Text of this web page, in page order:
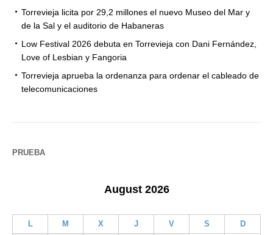
Torrevieja licita por 29,2 millones el nuevo Museo del Mar y
de la Sal y el auditorio de Habaneras
Low Festival 2026 debuta en Torrevieja con Dani Fernández,
Love of Lesbian y Fangoria
Torrevieja aprueba la ordenanza para ordenar el cableado de
telecomunicaciones
PRUEBA
August 2026
L M X J V S D